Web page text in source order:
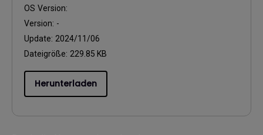
OS Version:
Version: -
Update: 2024/11/06
Dateigröße: 229.85 KB
Herunterladen